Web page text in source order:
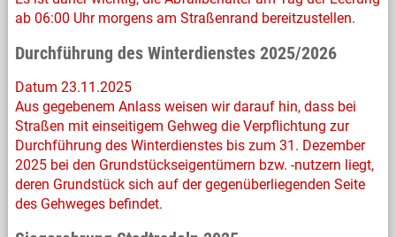
ab 06:00 Uhr morgens am Straßenrand bereitzustellen.
Durchführung des Winterdienstes 2025/2026
Datum 23.11.2025
Aus gegebenem Anlass weisen wir darauf hin, dass bei
Straßen mit einseitigem Gehweg die Verpflichtung zur
Durchführung des Winterdienstes bis zum 31. Dezember
2025 bei den Grundstückseigentümern bzw. -nutzern liegt,
deren Grundstück sich auf der gegenüberliegenden Seite
des Gehweges befindet.